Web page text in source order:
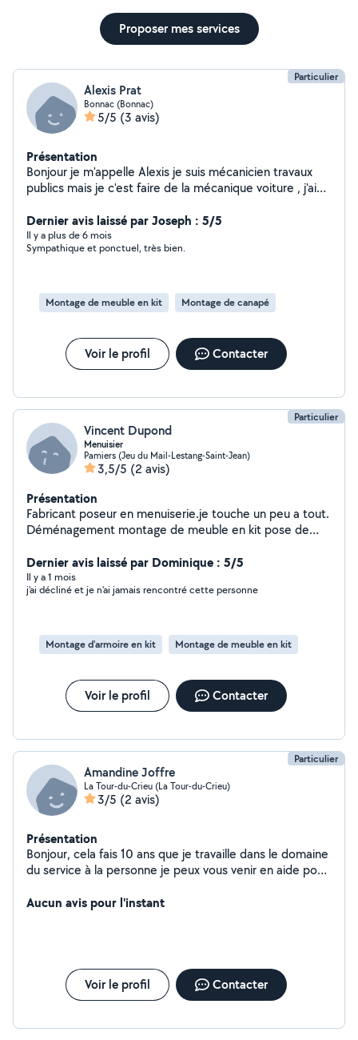
Proposer mes services
Particulier
Alexis Prat
Bonnac (Bonnac)
5/5 (3 avis)
Présentation
Bonjour je m'appelle Alexis je suis mécanicien travaux
publics mais je c'est faire de la mécanique voiture , j'ai
vous avez besoin d'aide pour un déménagement , vider
Dernier avis laissé par Joseph : 5/5
Il y a plus de 6 mois
Sympathique et ponctuel, très bien.
Montage de meuble en kit Montage de canapé
Voir le profil Contacter
Particulier
Vincent Dupond
Menuisier
Pamiers (Jeu du Mail-Lestang-Saint-Jean)
3,5/5 (2 avis)
Présentation
Fabricant poseur en menuiserie.je touche un peu a tout.
Déménagement montage de meuble en kit pose de
Dernier avis laissé par Dominique : 5/5
Il y a 1 mois
j'ai décliné et je n'ai jamais rencontré cette personne
Montage d'armoire en kit Montage de meuble en kit
Voir le profil Contacter
Particulier
Amandine Joffre
La Tour-du-Crieu (La Tour-du-Crieu)
3/5 (2 avis)
Présentation
Bonjour, cela fais 10 ans que je travaille dans le domaine
du service à la personne je peux vous venir en aide pour
de la personne ...
Aucun avis pour l'instant
Voir le profil Contacter